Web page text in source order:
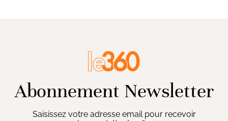
Abonnement Newsletter
Saisissez votre adresse email pour recevoir